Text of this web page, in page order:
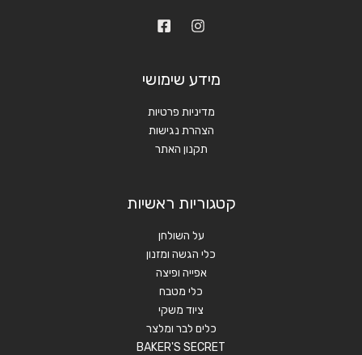
מידע שימושי
מדיניות פרטיות
הצהרת נגישות
תקנון האתר
קטגוריות ראשיות
על השולחן
כלי הגשה ומזנון
אפייה ופיצה
כלי מטבח
ציוד משקי
כלים לבר ומלצר
BAKER'S SECRET